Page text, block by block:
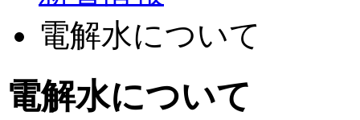
電解水について
電解水について